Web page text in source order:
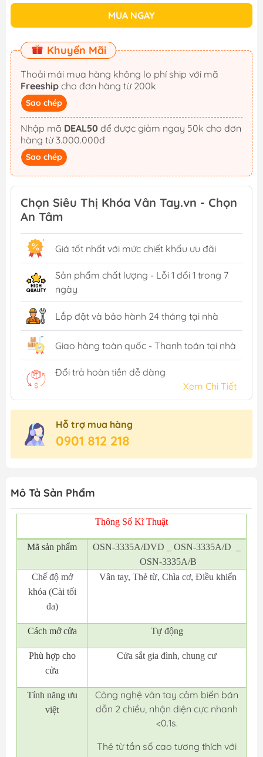
MUA NGAY
Khuyến Mãi
Thoải mái mua hàng không lo phí ship với mã
Freeship cho đơn hàng từ 200k
Sao chép
Nhập mã DEAL50
hàng từ 3.000.000đ
Sao chép
Chọn Siêu Thị Khóa Vân Tay.vn - Chọn
An Tâm
Giá tốt nhất với mức chiết khấu ưu đãi
Sản phẩm chất lượng - Lỗi 1 đổi 1 trong 7
ngày
Lắp đặt và bảo hành 24 tháng tại nhà
Giao hàng toàn quốc - Thanh toán tại nhà
Đổi trả hoàn tiền dễ dàng
Xem Chi Tiết
Hỗ trợ mua hàng
0901 812 218
Mô Tả Sản Phẩm
Thông Số Kĩ Thuật
Mã sản phẩm
OSN-3335A/DVD _ OSN-3335A/D _
OSN-3335A/B
Chế độ mở
khóa (Cài tối
đa)
Vân tay, Thẻ từ, Chìa cơ, Điều khiển
Cách mở cửa Tự động
Phù hợp cho
cửa
Cửa sắt gia đình, chung cư
Tính năng ưu
việt
Công nghệ vân tay cảm biến bán
dẫn 2 chiều, nhận diện cực nhanh
<0.1s.
Thẻ từ tần số cao tương thích với